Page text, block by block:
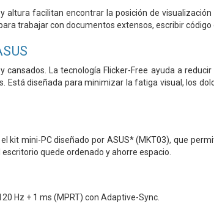
altura facilitan encontrar la posición de
trabajar con documentos extensos, escribir
cansados. La tecnología Flicker-Free ayuda a
Está diseñada para minimizar la fatiga visual, los
kit mini-PC diseñado por ASUS* (MKT03), que
quede ordenado y ahorre espacio.
Hz + 1 ms (MPRT) con Adaptive-Sync.